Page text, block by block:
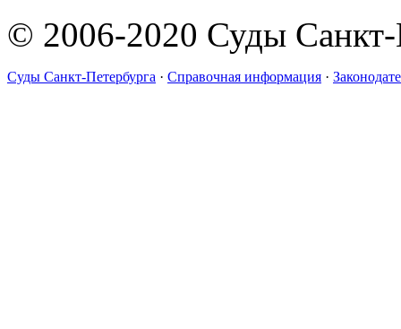
© 2006-2020 Суды Санкт-
Суды Санкт-Петербурга · Справочная информация ·